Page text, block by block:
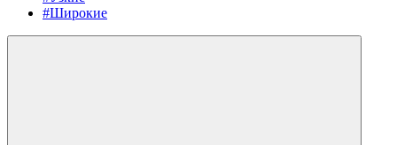
#Широкие